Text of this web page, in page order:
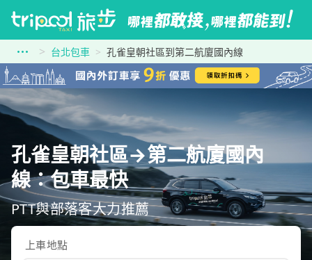
台北包車 孔雀皇朝社區到第二航廈國內線
孔雀皇朝社區→第二航廈國內
線：包車最快
PTT與部落客大力推薦
上車地點